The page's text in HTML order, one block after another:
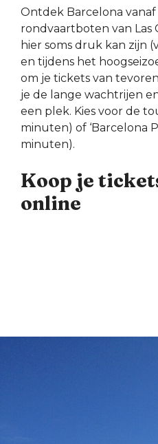
Ontdek Barcelona
rondvaartboten van Las
hier soms druk kan zijn
en tijdens het
om je tickets van
je de lange wachtrijen
een plek. Kies voor de
minuten) of ‘Barcelona
minuten).
Koop je
online